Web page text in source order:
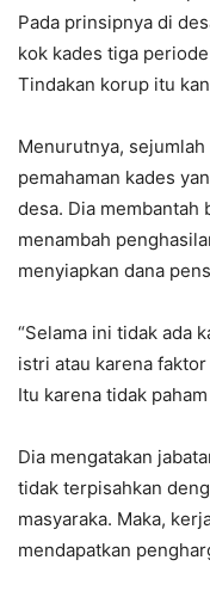
Pada prinsipnya di
kok kades tiga
Tindakan korup itu
Menurutnya,
pemahaman kades
desa. Dia membantah
menambah
menyiapkan dana
“Selama ini tidak ada
istri atau karena
Itu karena tidak
Dia mengatakan
tidak terpisahkan
masyaraka. Maka,
mendapatkan